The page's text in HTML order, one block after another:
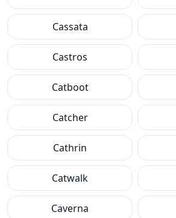
Cassata
Castros
Catboot
Catcher
Cathrin
Catwalk
Caverna